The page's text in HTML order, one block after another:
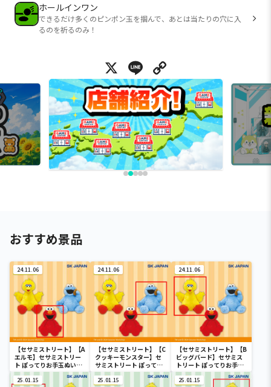
ホールインワン
できるだけ多くのピンポン玉を掴んで、あとは当たりの穴に入
るのを祈るのみ！
X Line
おすすめ景品
24.11.06
【セサミストリート】【A
エルモ】セサミストリー
ト ぽってりお手玉ぬいぐ
るみ
24.11.06
【セサミストリート】【C
クッキーモンスター】セ
サミストリート ぽってり
お手玉ぬいぐるみ
24.11.06
【セサミストリート】【B
ビッグバード】セサミス
トリート ぽってりお手玉
ぬいぐるみ
25.01.15 25.01.15 25.01.15